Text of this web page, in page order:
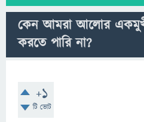
কেন আমরা আলোর
করতে পারি না?
+1
টি ভোট